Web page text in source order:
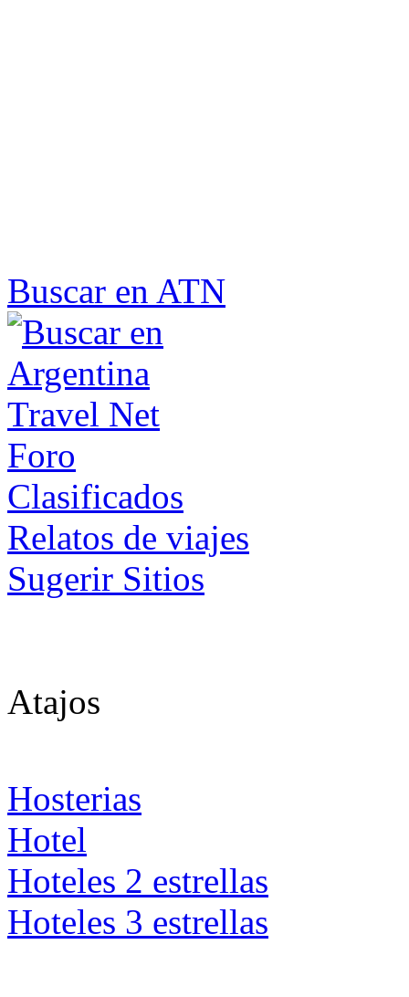
Buscar en ATN
Foro
Clasificados
Relatos de viajes
Sugerir Sitios
Atajos
Hosterias
Hotel
Hoteles 2 estrellas
Hoteles 3 estrellas